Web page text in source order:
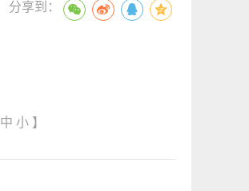
分享到：
中 小 】